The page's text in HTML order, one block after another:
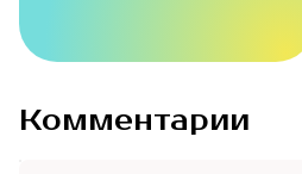
Комментарии